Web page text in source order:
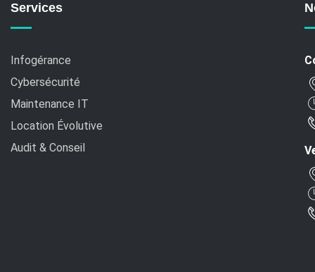
Services
Infogérance
Cybersécurité
Maintenance IT
Location Évolutive
Audit & Conseil